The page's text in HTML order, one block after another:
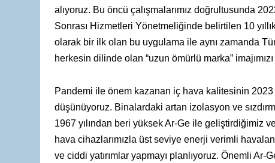
alıyoruz. Bu öncü çalışmalarımız doğrultusunda
Sonrası Hizmetleri Yönetmeliğinde belirtilen 10
olarak bir ilk olan bu uygulama ile aynı zamanda
herkesin dilinde olan “uzun ömürlü marka”
Pandemi ile önem kazanan iç hava kalitesinin 2023
düşünüyoruz. Binalardaki artan izolasyon ve
1967 yılından beri yüksek Ar-Ge ile geliştirdiğimiz
hava cihazlarımızla üst seviye enerji verimli
ve ciddi yatırımlar yapmayı planlıyoruz. Önemli